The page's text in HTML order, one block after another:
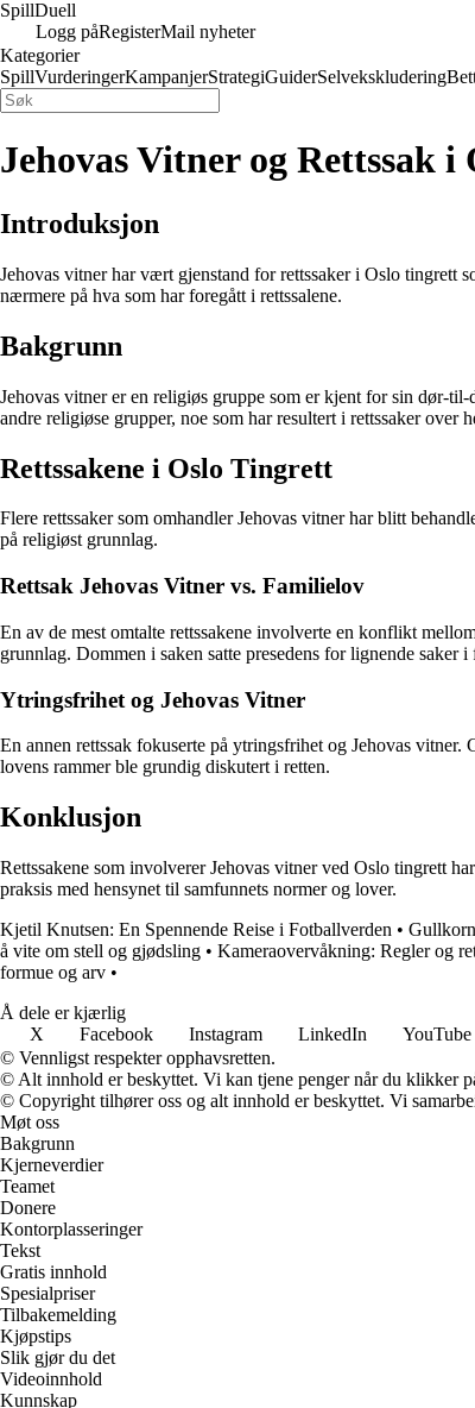
SpillDuell
Logg påRegisterMail nyheter
Kategorier
SpillVurderingerKampanjerStrategiGuiderSelvekskludering
Jehovas Vitner og Rettssak i
Introduksjon
Jehovas vitner har vært gjenstand for rettssaker i Oslo tingrett
nærmere på hva som har foregått i rettssalene.
Bakgrunn
Jehovas vitner er en religiøs gruppe som er kjent for sin dør-
andre religiøse grupper, noe som har resultert i rettssaker over
Rettssakene i Oslo Tingrett
Flere rettssaker som omhandler Jehovas vitner har blitt
på religiøst grunnlag.
Rettsak Jehovas Vitner vs. Familielov
En av de mest omtalte rettssakene involverte en konflikt
grunnlag. Dommen i saken satte presedens for lignende saker i
Ytringsfrihet og Jehovas Vitner
En annen rettssak fokuserte på ytringsfrihet og Jehovas
lovens rammer ble grundig diskutert i retten.
Konklusjon
Rettssakene som involverer Jehovas vitner ved Oslo tingrett
praksis med hensynet til samfunnets normer og lover.
Kjetil Knutsen: En Spennende Reise i Fotballverden •
å vite om stell og gjødsling • Kameraovervåkning: Regler og
formue og arv •
Å dele er kjærlig
X
Facebook Instagram LinkedIn YouTube
© Vennligst respekter opphavsretten.
© Alt innhold er beskyttet. Vi kan tjene penger når du klikker
© Copyright tilhører oss og alt innhold er beskyttet. Vi
Møt oss
Bakgrunn
Kjerneverdier
Teamet
Donere
Kontorplasseringer
Tekst
Gratis innhold
Spesialpriser
Tilbakemelding
Kjøpstips
Slik gjør du det
Videoinnhold
Kunnskap